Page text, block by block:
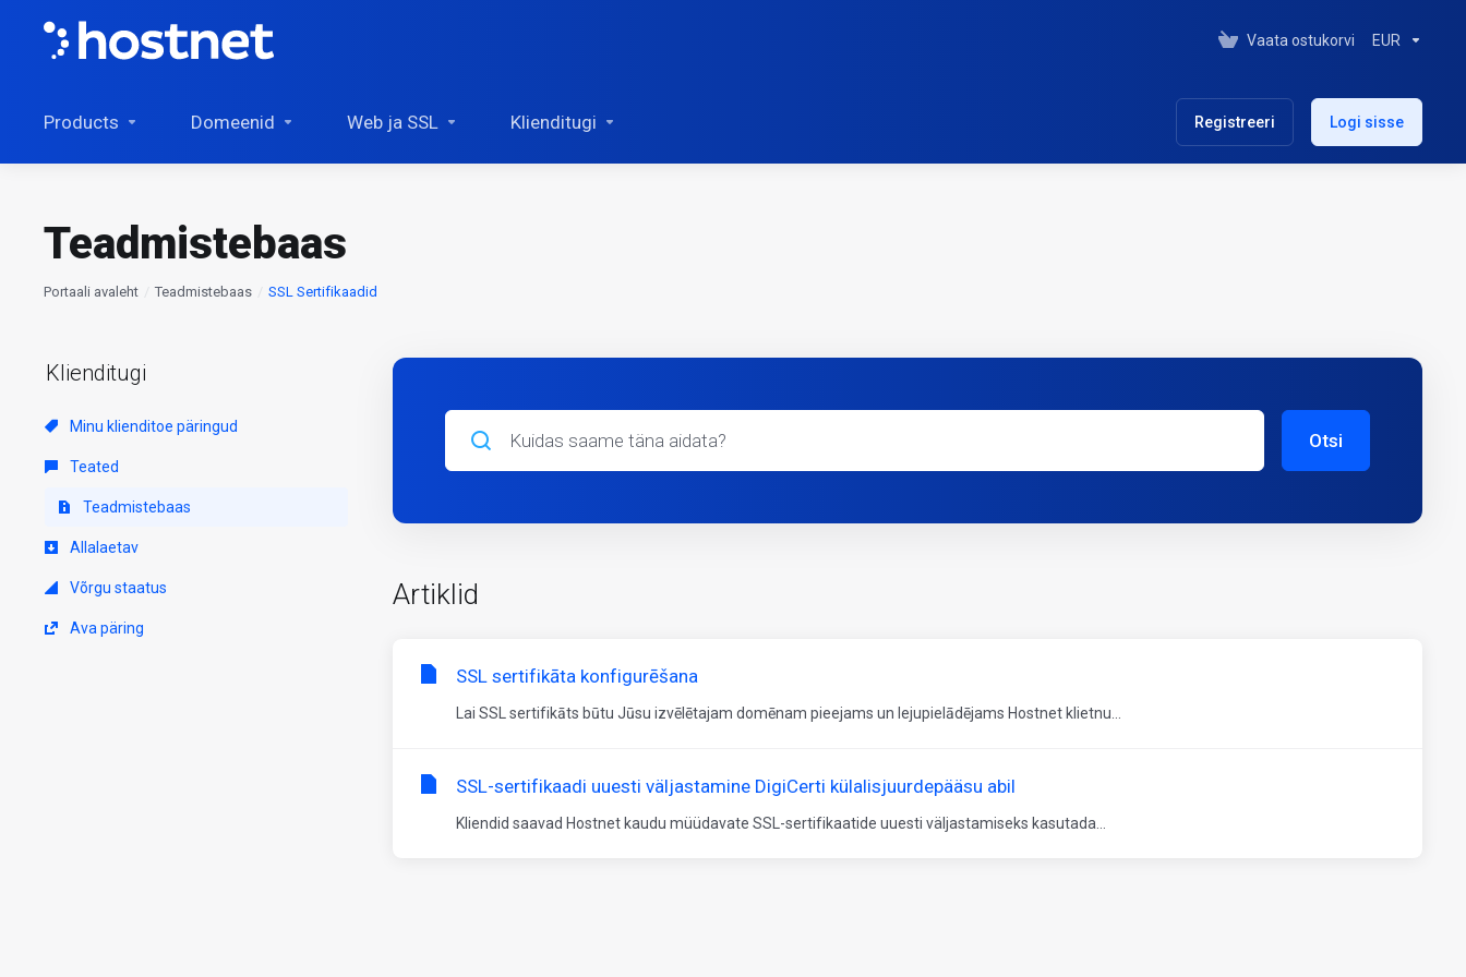
Vaata ostukorvi EUR
Products Domeenid Web ja SSL Klienditugi Registreeri Logi sisse
Teadmistebaas
Portaali avaleht Teadmistebaas SSL Sertifikaadid
Klienditugi
Minu klienditoe päringud
Teated
Teadmistebaas
Allalaetav
Võrgu staatus
Ava päring
Otsi
Artiklid
SSL sertifikāta konfigurēšana
Lai SSL sertifikāts būtu Jūsu izvēlētajam domēnam pieejams un lejupielādējams Hostnet klietnu...
SSL-sertifikaadi uuesti väljastamine DigiCerti külalisjuurdepääsu abil
Kliendid saavad Hostnet kaudu müüdavate SSL-sertifikaatide uuesti väljastamiseks kasutada...